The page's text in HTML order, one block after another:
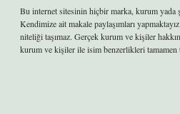
Bu internet sitesinin hiçbir marka, kurum yada
Kendimize ait makale paylaşımları
niteliği taşımaz. Gerçek kurum ve kişiler
kurum ve kişiler ile isim benzerlikleri tamamen